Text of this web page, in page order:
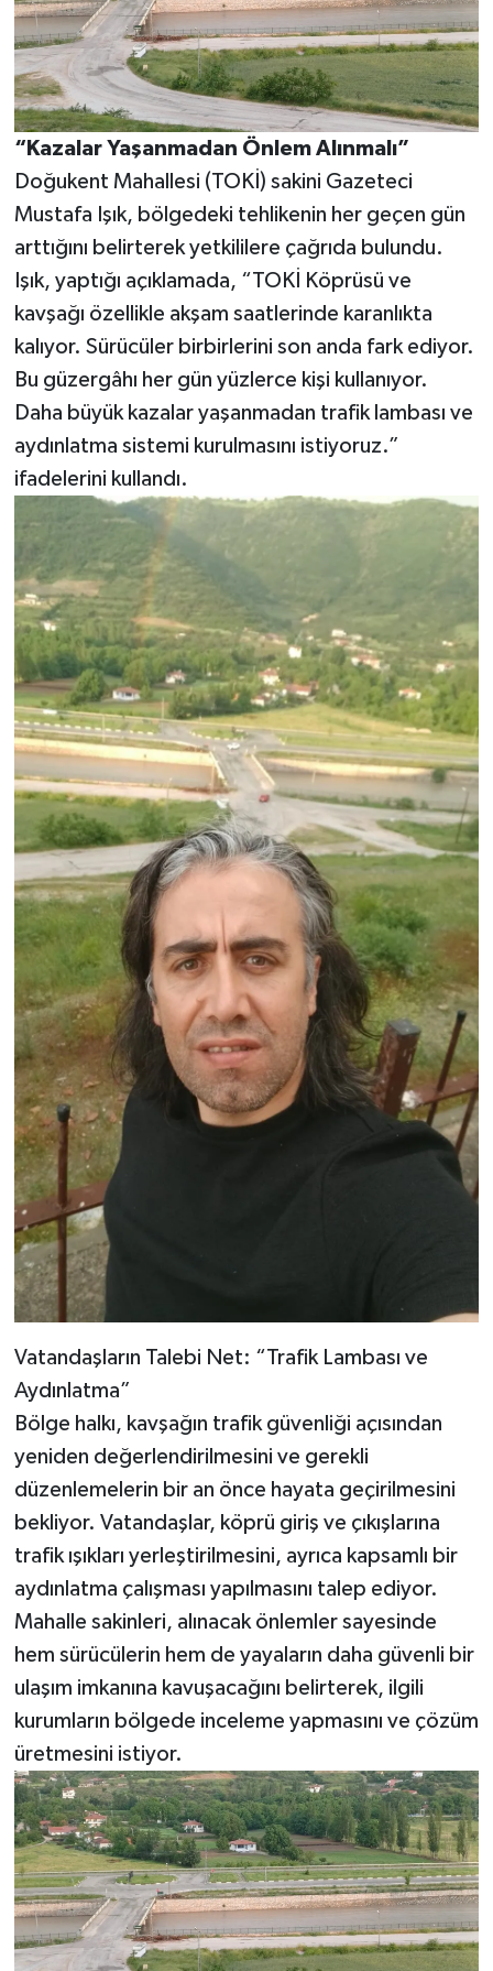
“Kazalar Yaşanmadan Önlem Alınmalı”
Doğukent Mahallesi (TOKİ) sakini Gazeteci
Mustafa Işık, bölgedeki tehlikenin her geçen gün
arttığını belirterek yetkililere çağrıda bulundu.
Işık, yaptığı açıklamada, “TOKİ Köprüsü ve
kavşağı özellikle akşam saatlerinde karanlıkta
kalıyor. Sürücüler birbirlerini son anda fark ediyor.
Bu güzergâhı her gün yüzlerce kişi kullanıyor.
Daha büyük kazalar yaşanmadan trafik lambası ve
aydınlatma sistemi kurulmasını istiyoruz.”
ifadelerini kullandı.
Vatandaşların Talebi Net: “Trafik Lambası ve
Aydınlatma”
Bölge halkı, kavşağın trafik güvenliği açısından
yeniden değerlendirilmesini ve gerekli
düzenlemelerin bir an önce hayata geçirilmesini
bekliyor. Vatandaşlar, köprü giriş ve çıkışlarına
trafik ışıkları yerleştirilmesini, ayrıca kapsamlı bir
aydınlatma çalışması yapılmasını talep ediyor.
Mahalle sakinleri, alınacak önlemler sayesinde
hem sürücülerin hem de yayaların daha güvenli bir
ulaşım imkanına kavuşacağını belirterek, ilgili
kurumların bölgede inceleme yapmasını ve çözüm
üretmesini istiyor.